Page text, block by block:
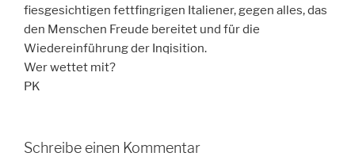
fiesgesichtigen fettfingrigen Italiener, gegen alles, das
den Menschen Freude bereitet und für die
Wiedereinführung der Inqisition.
Wer wettet mit?
PK
Schreibe einen Kommentar